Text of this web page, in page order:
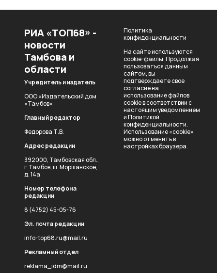
РИА «ТОП68» -
новости
Тамбова и
области
Учредитель и издатель
ООО «Издательский дом
«Тамбов»
Главный редактор
Федорова Т.В.
Адрес редакции
392000, Тамбовская обл.,
г.Тамбов, ш. Моршанское,
д. 14а
Номер телефона
редакции
8 (4752) 45-05-76
Эл. почта редакции
info-top68.ru@mail.ru
Рекламный отдел
reklama_idm@mail.ru
Политика
конфиденциальности
На сайте используются
cookie-файлы. Продолжая
пользоваться данным
сайтом, вы
подтверждаете свое
согласие на
использование файлов
cookie в соответствии с
настоящим уведомлением
иПолитикой
конфиденциальности.
Использование «cookie»
можно отменить в
настройках браузера.